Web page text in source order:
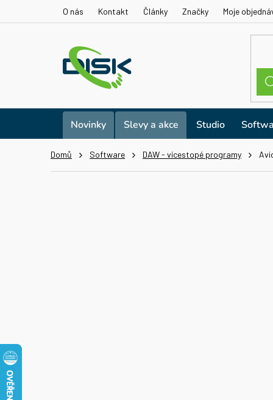
O nás Kontakt Články Značky Moje
Novinky Slevy a akce Studio
Domů Software DAW - vícestopé programy